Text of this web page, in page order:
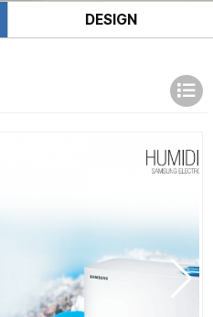
DESIGN